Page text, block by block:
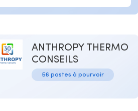
ANTHROPY THERMO
CONSEILS
56 postes à pourvoir